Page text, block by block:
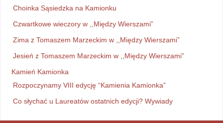
Choinka Sąsiedzka na Kamionku
Czwartkowe wieczory w ,,Między Wierszami”
Zima z Tomaszem Marzeckim w ,,Między Wierszami”
Jesień z Tomaszem Marzeckim w ,,Między Wierszami”
Kamień Kamionka
Rozpoczynamy VIII edycję “Kamienia Kamionka”
Co słychać u Laureatów ostatnich edycji? Wywiady